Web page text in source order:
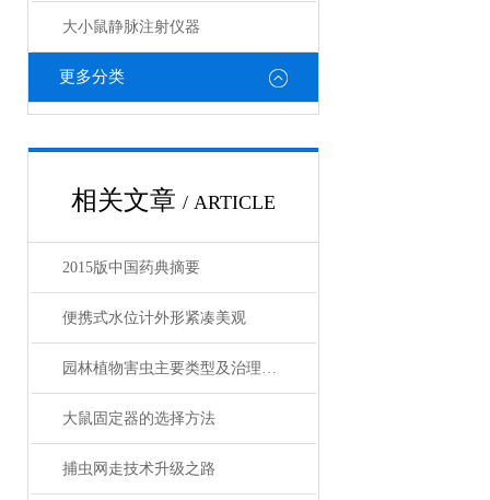
大小鼠静脉注射仪器
更多分类
相关文章 / ARTICLE
2015版中国药典摘要
便携式水位计外形紧凑美观
园林植物害虫主要类型及治理对策
大鼠固定器的选择方法
捕虫网走技术升级之路